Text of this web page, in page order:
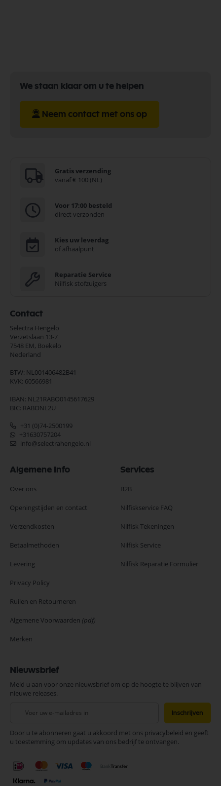
We staan klaar om u te helpen
Neem contact met ons op
Gratis verzending
vanaf € 100 (NL)
Voor 17:00 besteld
direct verzonden
Kies uw leverdag
of afhaalpunt
Reparatie Service
Nilfisk stofzuigers
Contact
Selectra Hengelo
Verzetslaan 13-7
7548 EM, Boekelo
Nederland
BTW: NL001406482B41
KVK: 60566981
IBAN: NL21RABO0145617629
BIC: RABONL2U
+31 (0)74-2500199
+31630757204
info@selectrahengelo.nl
Algemene Info
Over ons
Openingstijden en contact
Verzendkosten
Betaalmethoden
Levering
Privacy Policy
Ruilen en Retourneren
Algemene Voorwaarden (pdf)
Merken
Services
B2B
Nilfiskservice FAQ
Nilfisk Tekeningen
Nilfisk Service
Nilfisk Reparatie Formulier
Nieuwsbrief
Meld u aan voor onze nieuwsbrief om op de hoogte te blijven van
nieuwe releases.
onze
nieuwsbrief
Inschrijven
Door u te abonneren gaat u akkoord met ons privacybeleid en geeft
u toestemming om updates van ons bedrijf te ontvangen.